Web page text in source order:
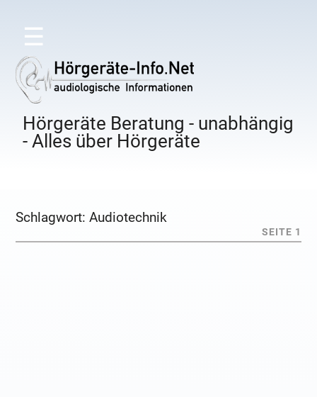
☰
Hörgeräte Beratung - unabhängig
- Alles über Hörgeräte
Schlagwort:Audiotechnik
SEITE 1